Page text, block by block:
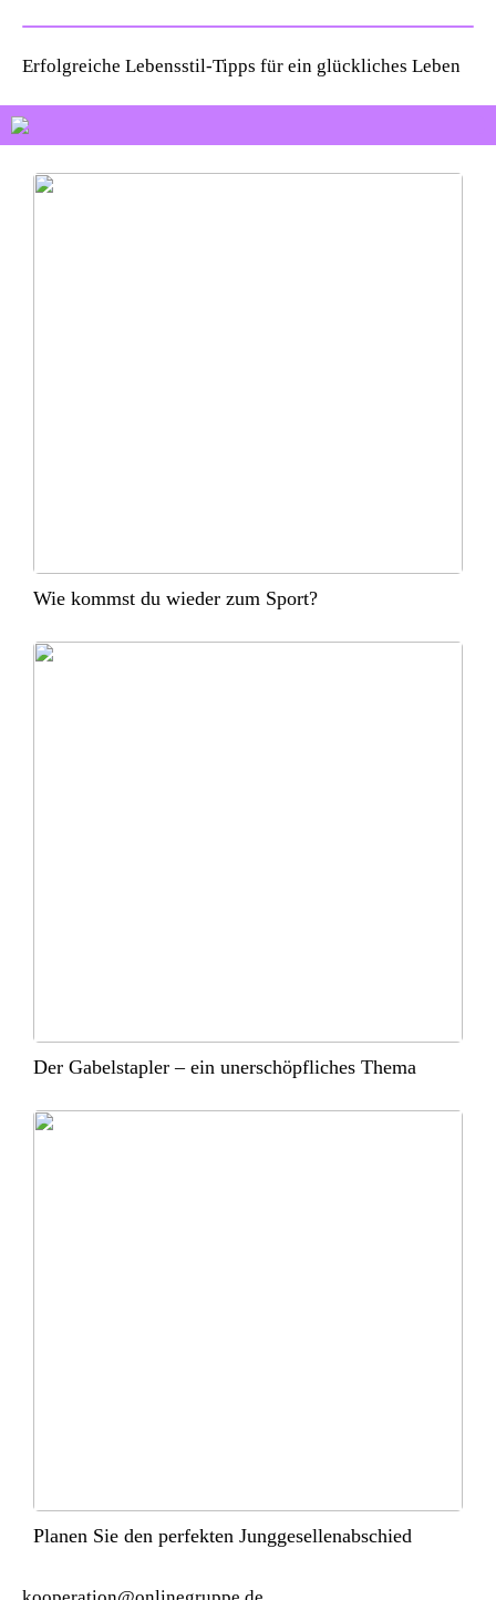
Erfolgreiche Lebensstil-Tipps für ein glückliches Leben
Wie kommst du wieder zum Sport?
Der Gabelstapler – ein unerschöpfliches Thema
Planen Sie den perfekten Junggesellenabschied